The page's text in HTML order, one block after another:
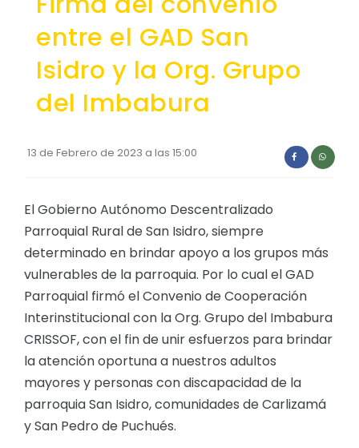
GESTIÓN ADMINISTRATIVA
Plan de desarrollo y Ordenamiento Territorial -
Plan Anual Contratación - PAC
Cédulas presupuestarias y balances
Procesos de contratación
Ejecución Presupuestaria
Obras y proyectos
entre el GAD San
Isidro y la Org. Grupo
del Imbabura
13 de Febrero de 2023 a las 15:00
El Gobierno Autónomo Descentralizado
Parroquial Rural de San Isidro, siempre
determinado en brindar apoyo a los grupos más
vulnerables de la parroquia. Por lo cual el GAD
Parroquial firmó el Convenio de Cooperación
Interinstitucional con la Org. Grupo del Imbabura
CRISSOF, con el fin de unir esfuerzos para brindar
la atención oportuna a nuestros adultos
mayores y personas con discapacidad de la
parroquia San Isidro, comunidades de Carlizamá
y San Pedro de Puchués.